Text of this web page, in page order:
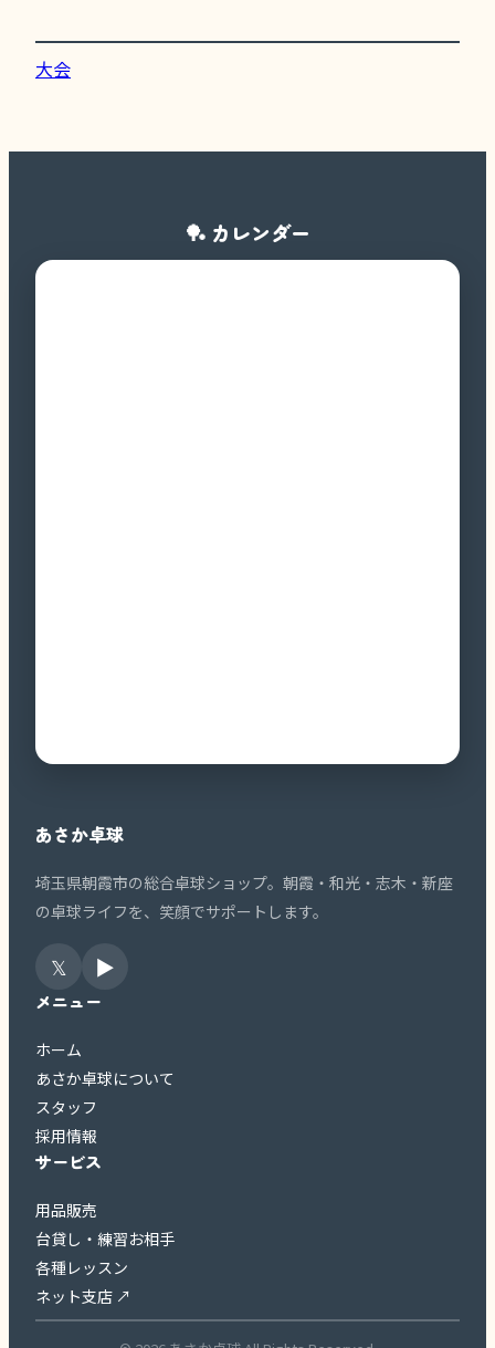
大会
🏓 カレンダー
あさか卓球
埼玉県朝霞市の総合卓球ショップ。朝霞・和光・志木・新座
の卓球ライフを、笑顔でサポートします。
𝕏 ▶
メニュー
ホーム
あさか卓球について
スタッフ
採用情報
サービス
用品販売
台貸し・練習お相手
各種レッスン
ネット支店 ↗